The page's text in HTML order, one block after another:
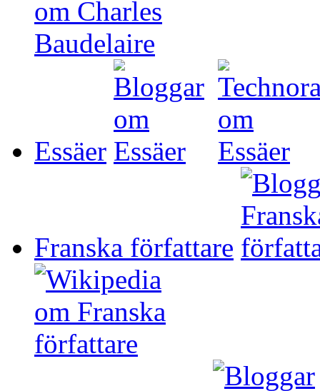
Essäer
Franska författare